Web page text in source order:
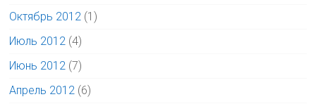
Октябрь 2012 (1)
Июль 2012 (4)
Июнь 2012 (7)
Апрель 2012 (6)